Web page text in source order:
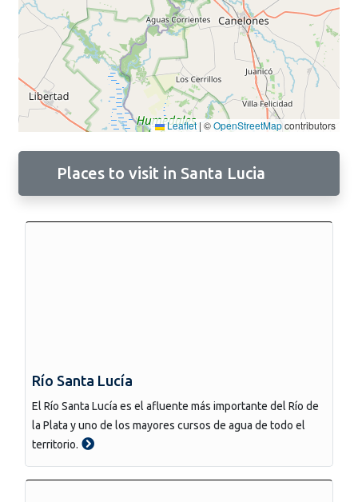
Leaflet | ©OpenStreetMapcontributors
Places to visit in Santa Lucia
Río Santa Lucía
El Río Santa Lucía es el afluente más importante del Río de
la Plata y uno de los mayores cursos de agua de todo el
territorio.